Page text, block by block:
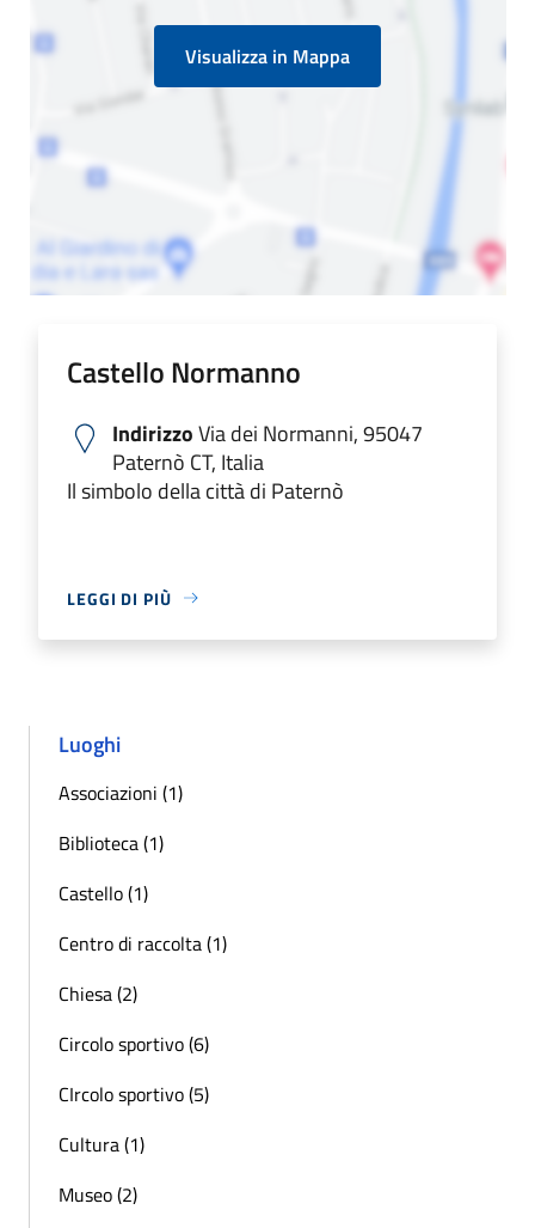
Visualizza in Mappa
Castello Normanno
IndirizzoVia dei Normanni, 95047
Paternò CT, Italia
Il simbolo della città di Paternò
LEGGI DI PIÙ
Luoghi
Associazioni (1)
Biblioteca (1)
Castello (1)
Centro di raccolta (1)
Chiesa (2)
Circolo sportivo (6)
CIrcolo sportivo (5)
Cultura (1)
Museo (2)